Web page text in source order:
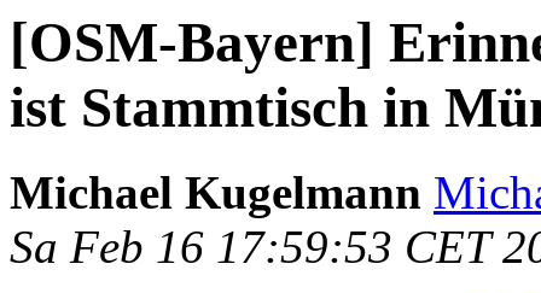
[OSM-Bayern]
ist Stammtisch in
Michael Kugelmann
Sa Feb 16 17:59:53 CET